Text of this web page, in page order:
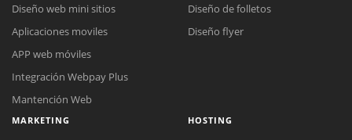
Diseño web mini sitios
Aplicaciones moviles
APP web móviles
Integración Webpay Plus
Mantención Web
Diseño de folletos
Diseño flyer
MARKETING HOSTING